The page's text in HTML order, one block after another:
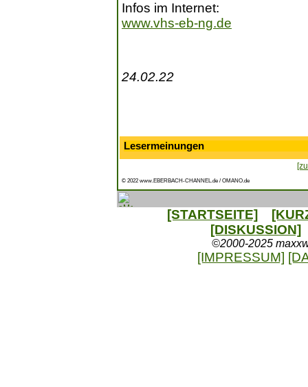
Infos im Internet:
www.vhs-eb-ng.de
24.02.22
Lesermeinungen
© 2022 www.EBERBACH-CHANNEL.de / OMANO.de
[STARTSEITE]
[DISKUSSION]
©2000-2025
[IMPRESSUM]